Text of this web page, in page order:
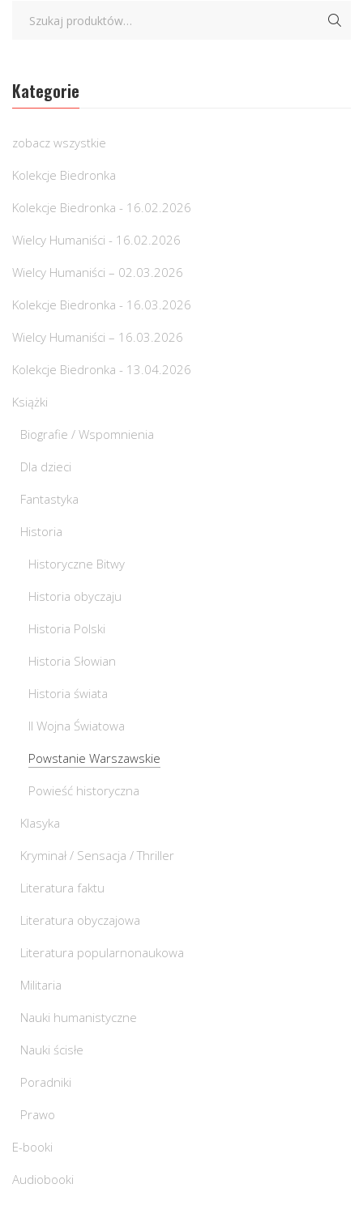
Kategorie
zobacz wszystkie
Kolekcje Biedronka
Kolekcje Biedronka - 16.02.2026
Wielcy Humaniści - 16.02.2026
Wielcy Humaniści – 02.03.2026
Kolekcje Biedronka - 16.03.2026
Wielcy Humaniści – 16.03.2026
Kolekcje Biedronka - 13.04.2026
Książki
Biografie / Wspomnienia
Dla dzieci
Fantastyka
Historia
Historyczne Bitwy
Historia obyczaju
Historia Polski
Historia Słowian
Historia świata
II Wojna Światowa
Powstanie Warszawskie
Powieść historyczna
Klasyka
Kryminał / Sensacja / Thriller
Literatura faktu
Literatura obyczajowa
Literatura popularnonaukowa
Militaria
Nauki humanistyczne
Nauki ścisłe
Poradniki
Prawo
E-booki
Audiobooki